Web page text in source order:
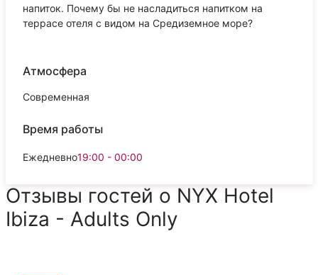
напиток. Почему бы не насладиться напитком на
террасе отеля с видом на Средиземное море?
Атмосфера
Современная
Время работы
Ежедневно19:00 - 00:00
Отзывы гостей о NYX Hotel
Ibiza - Adults Only